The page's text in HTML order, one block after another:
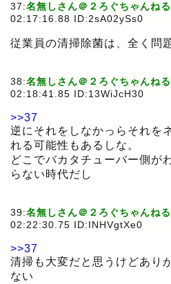
37:名無しさん＠２ろぐちゃんねる
02:17:16.88 ID:2sA02ySs0
従業員の清掃除菌は、全く問
38:名無しさん＠２ろぐちゃんねる
02:18:41.85 ID:13WiJcH30
>>37
逆にそれをしなかっらそれを
れる可能性もあるしな。
どこでバカタチューバー側が
らない時代だし
39:名無しさん＠２ろぐちゃんねる
02:22:30.75 ID:INHVgtXe0
>>37
清掃も大変だと思うけどあり
ない